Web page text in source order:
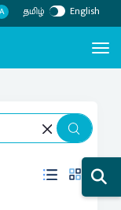
A தமிழ் English